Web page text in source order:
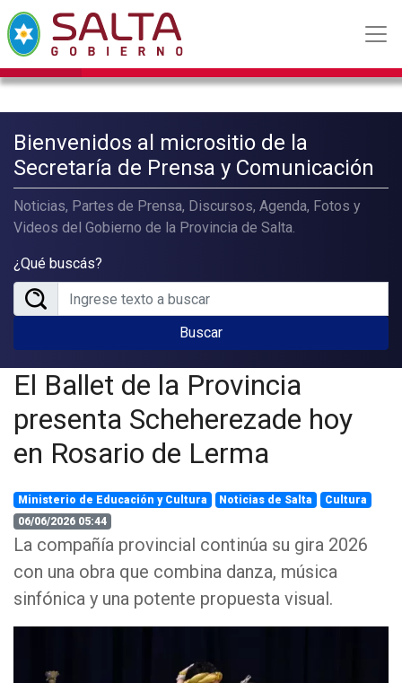
Bienvenidos al micrositio de la
Secretaría de Prensa y Comunicación
Noticias, Partes de Prensa, Discursos, Agenda, Fotos y
Videos del Gobierno de la Provincia de Salta.
¿Qué buscás?
Buscar
El Ballet de la Provincia
presenta Scheherezade hoy
en Rosario de Lerma
Ministerio de Educación y Cultura Noticias de Salta
Cultura
06/06/2026 05:44
La compañía provincial continúa su gira 2026
con una obra que combina danza, música
sinfónica y una potente propuesta visual.